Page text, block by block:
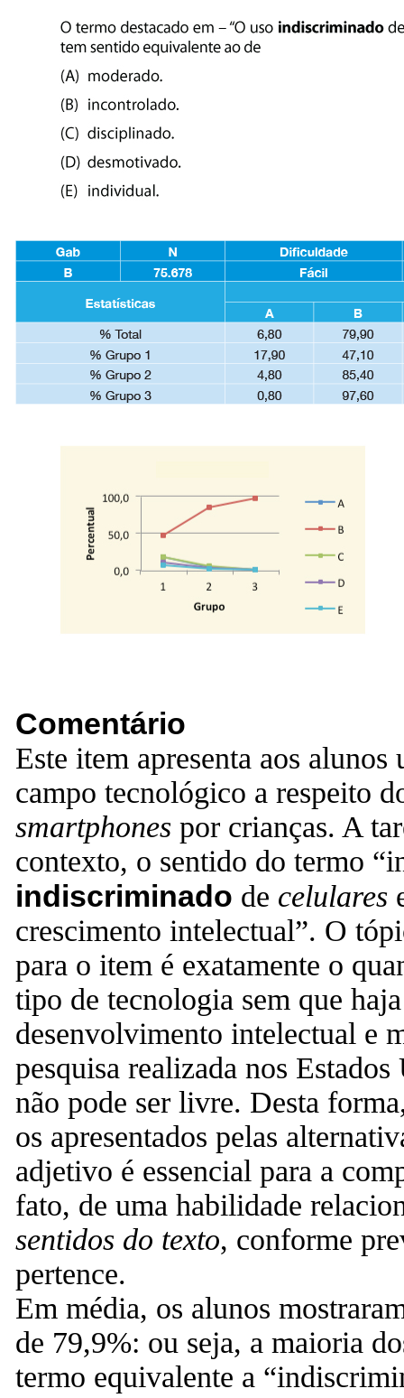
Comentário
Este item apresenta aos
campo tecnológico a respeito
smartphones por crianças. A
contexto, o sentido do termo
indiscriminado de celulares
crescimento intelectual”. O
para o item é exatamente o
tipo de tecnologia sem que
desenvolvimento intelectual e
pesquisa realizada nos
não pode ser livre. Desta
os apresentados pelas
adjetivo é essencial para a
fato, de uma habilidade
sentidos do texto, conforme
pertence.
Em média, os alunos
de 79,9%: ou seja, a maioria
termo equivalente a